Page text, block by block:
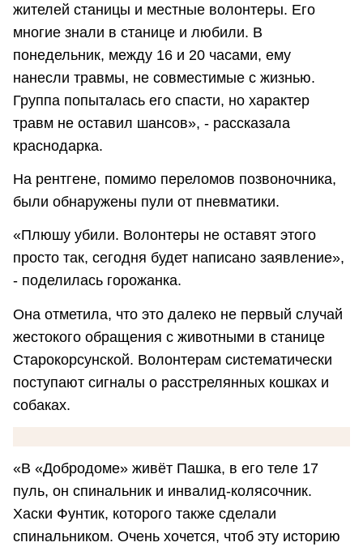
жителей станицы и местные волонтеры. Его
многие знали в станице и любили. В
понедельник, между 16 и 20 часами, ему
нанесли травмы, не совместимые с жизнью.
Группа попыталась его спасти, но характер
травм не оставил шансов», - рассказала
краснодарка.
На рентгене, помимо переломов позвоночника,
были обнаружены пули от пневматики.
«Плюшу убили. Волонтеры не оставят этого
просто так, сегодня будет написано заявление»,
- поделилась горожанка.
Она отметила, что это далеко не первый случай
жестокого обращения с животными в станице
Старокорсунской. Волонтерам систематически
поступают сигналы о расстрелянных кошках и
собаках.
«В «Добродоме» живёт Пашка, в его теле 17
пуль, он спинальник и инвалид-колясочник.
Хаски Фунтик, которого также сделали
спинальником. Очень хочется, чтоб эту историю